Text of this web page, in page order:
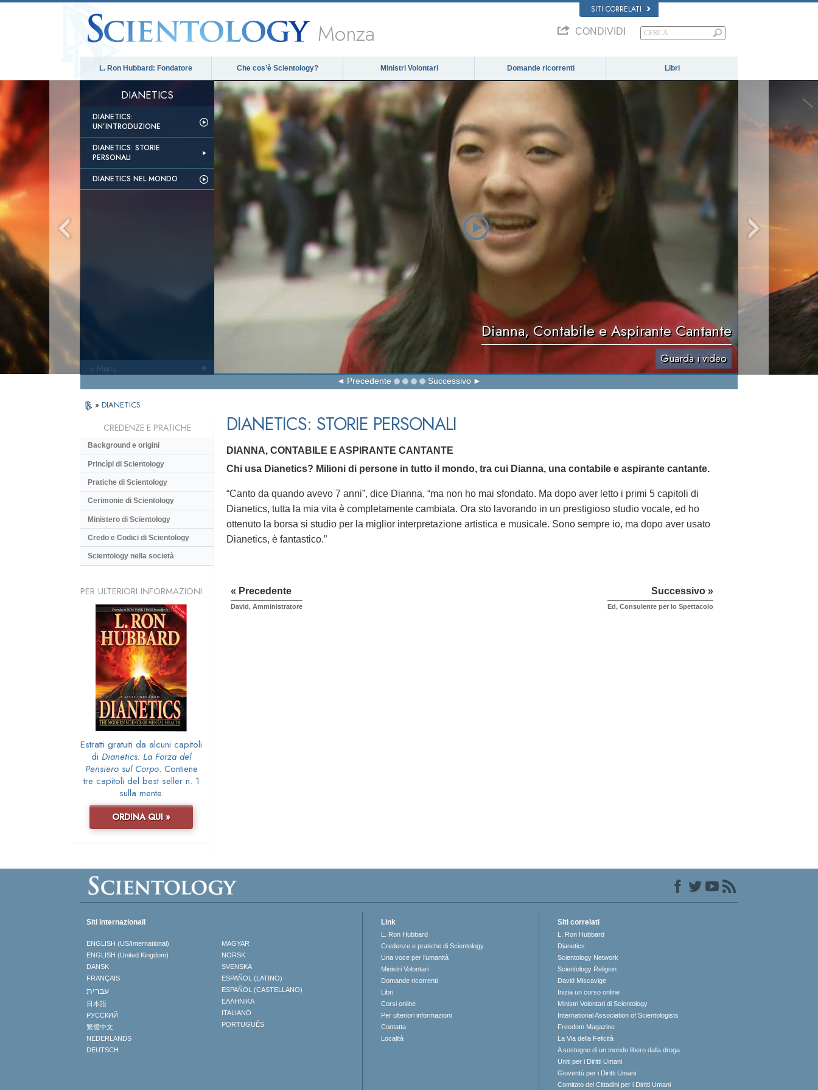
SITI CORRELATI
Monza CONDIVIDI
L. Ron Hubbard: Fondatore Che cos’è Scientology? Ministri Volontari Domande ricorrenti Libri
DIANETICS
DIANETICS:
UN’INTRODUZIONE
DIANETICS: STORIE
PERSONALI
DIANETICS NEL MONDO
Dianna, Contabile e Aspirante Cantante
Guarda i video
Precedente Successivo
» Menu
» DIANETICS
DIANETICS: STORIE PERSONALI
DIANNA, CONTABILE E ASPIRANTE CANTANTE
Chi usa Dianetics? Milioni di persone in tutto il mondo, tra cui Dianna, una contabile e aspirante cantante.
“Canto da quando avevo 7 anni”, dice Dianna, “ma non ho mai sfondato. Ma dopo aver letto i primi 5 capitoli di
Dianetics, tutta la mia vita è completamente cambiata. Ora sto lavorando in un prestigioso studio vocale, ed ho
ottenuto la borsa si studio per la miglior interpretazione artistica e musicale. Sono sempre io, ma dopo aver usato
Dianetics, è fantastico.”
« Precedente
David, Amministratore
Successivo »
Ed, Consulente per lo Spettacolo
CREDENZE E PRATICHE
Background e origini
Princìpi di Scientology
Pratiche di Scientology
Cerimonie di Scientology
Ministero di Scientology
Credo e Codici di Scientology
Scientology nella società
PER ULTERIORI INFORMAZIONI
Estratti gratuiti da alcuni capitoli
di Dianetics: La Forza del
Pensiero sul Corpo. Contiene
tre capitoli del best seller n. 1
sulla mente.
ORDINA QUI »
Siti internazionali
ENGLISH (US/International)
ENGLISH (United Kingdom)
DANSK
FRANÇAIS
עברית
日本語
РУССКИЙ
繁體中文
NEDERLANDS
DEUTSCH
MAGYAR
NORSK
SVENSKA
ESPAÑOL (LATINO)
ESPAÑOL (CASTELLANO)
ΕΛΛΗΝΙΚA
ITALIANO
PORTUGUÊS
Link
L. Ron Hubbard
Credenze e pratiche di Scientology
Una voce per l’umanità
Ministri Volontari
Domande ricorrenti
Libri
Corsi online
Per ulteriori informazioni
Contatta
Località
Siti correlati
L. Ron Hubbard
Dianetics
Scientology Network
Scientology Religion
David Miscavige
Inizia un corso online
Ministri Volontari di Scientology
International Association of Scientologists
Freedom Magazine
La Via della Felicità
A sostegno di un mondo libero dalla droga
Uniti per i Diritti Umani
Gioventù per i Diritti Umani
Comitato dei Cittadini per i Diritti Umani